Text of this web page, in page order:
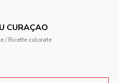
CURAÇAO
/ Ricette colorate